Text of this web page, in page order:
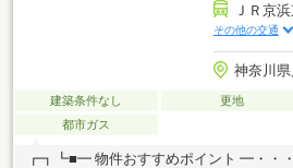
ＪＲ京
その他の交通
神奈川県
建築条件なし 更地
都市ガス
┏┓┗■━ 物件おすすめポイント ━・・